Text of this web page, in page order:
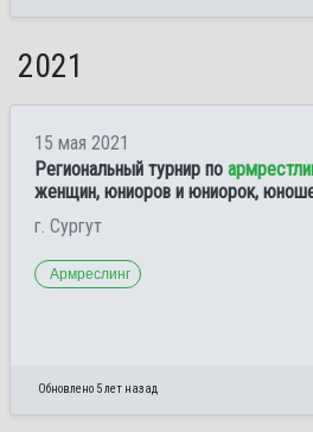
2021
15 мая 2021
Региональный турнир по
женщин, юниоров и юниорок,
г. Сургут
Армреслинг
Обновлено 5 лет назад